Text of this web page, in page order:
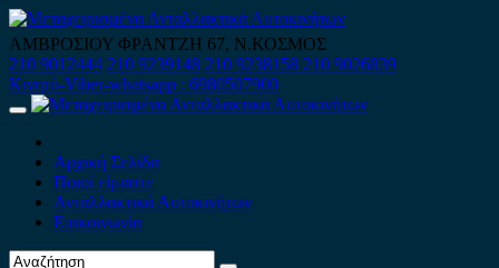
Skip
to
content
ΑΜΒΡΟΣΙΟΥ ΦΡΑΝΤΖΗ 67, Ν.ΚΟΣΜΟΣ
210 9012444 210 9239148 210 9238158 210 9026839
Κινητό-Viber-whatsapp : 6980507900
Primary
Αρχική Σελίδα
Ποιοί είμαστε
Ανταλλακτικά Αυτοκινήτων
Επικοινωνία